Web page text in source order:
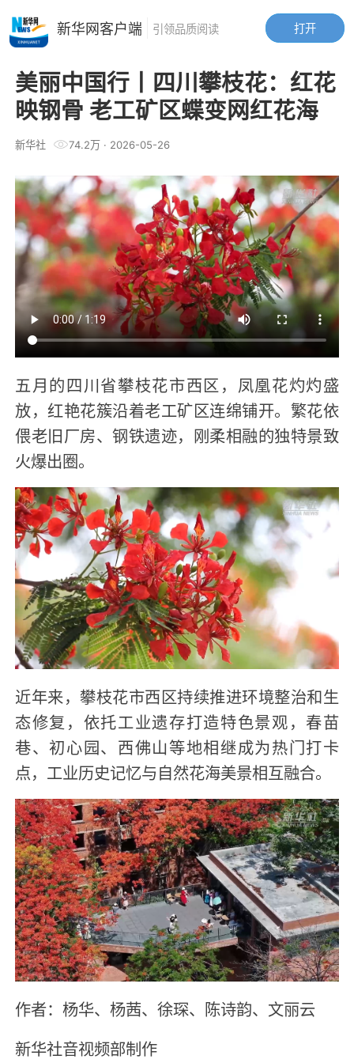
美丽中国行丨四川攀枝花：红花
映钢骨 老工矿区蝶变网红花海
新华社 74.2万· 2026-05-26
五月的四川省攀枝花市西区，凤凰花灼灼盛
放，红艳花簇沿着老工矿区连绵铺开。繁花依
偎老旧厂房、钢铁遗迹，刚柔相融的独特景致
火爆出圈。
近年来，攀枝花市西区持续推进环境整治和生
态修复，依托工业遗存打造特色景观，春苗
巷、初心园、西佛山等地相继成为热门打卡
点，工业历史记忆与自然花海美景相互融合。
作者：杨华、杨茜、徐琛、陈诗韵、文丽云
新华社音视频部制作
打开
新华网客户端 引领品质阅读